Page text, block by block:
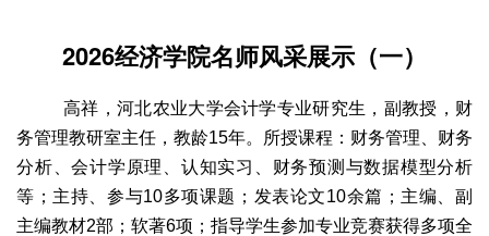
2026经济学院名师风采展示（一）
高祥，河北农业大学会计学专业研究生，副教授，财
务管理教研室主任，教龄15年。所授课程：财务管理、财务
分析、会计学原理、认知实习、财务预测与数据模型分析
等；主持、参与10多项课题；发表论文10余篇；主编、副
主编教材2部；软著6项；指导学生参加专业竞赛获得多项全